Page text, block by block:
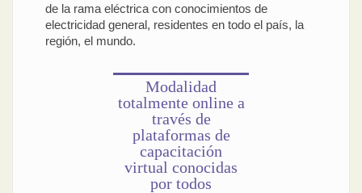
de la rama eléctrica con conocimientos de
electricidad general, residentes en todo el país, la
región, el mundo.
Modalidad
totalmente online a
través de
plataformas de
capacitación
virtual conocidas
por todos